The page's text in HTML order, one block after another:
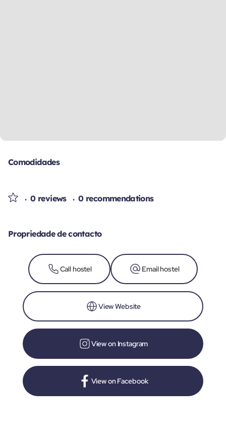
Comodidades
0 reviews 0 recommendations
Propriedade de contacto
Call hostel Email hostel
View Website
View on Instagram
View on Facebook